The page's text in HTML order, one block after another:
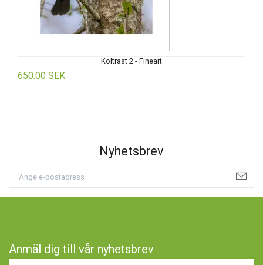
Koltrast 2 - Fineart
650.00 SEK
Anmäl dig till vår nyhetsbrev